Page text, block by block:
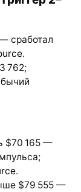
сработал
.
762;
$70 165 —
.
$79 555 —